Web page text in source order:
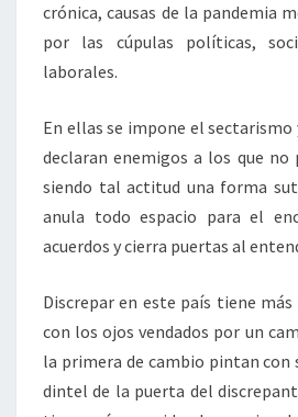
crónica, causas de la pandemia
por las cúpulas políticas,
laborales.
En ellas se impone el sectarismo
declaran enemigos a los que no
siendo tal actitud una forma
anula todo espacio para el
acuerdos y cierra puertas al
Discrepar en este país tiene
con los ojos vendados por un
la primera de cambio pintan con
dintel de la puerta del